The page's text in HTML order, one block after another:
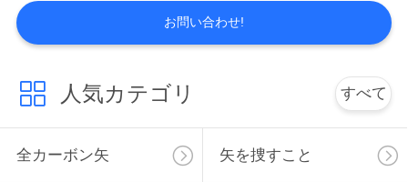
私
達
に
連
絡
青年矢
14
お問い合わせ!
人気カテゴリ すべて
全カーボン矢 矢を捜すこと